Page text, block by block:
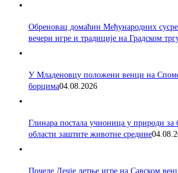
Обреновац домаћин Међународних
вечери игре и традиције на Градском
У Младеновцу положени венци на
борцима04.08.2026
Глинара постала учионица у природи за
области заштите животне средине
Почеле Дечје летње игре на Савском